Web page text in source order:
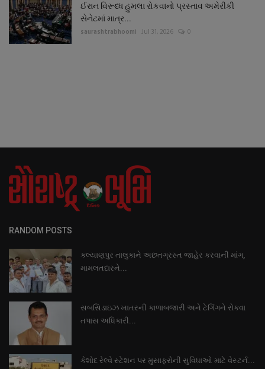
ઈરાન વિરૂધ્ધ હુમલા રોકવાનો પ્રસ્તાવ અમેરીકી
સેનેટમાં માત્ર...
saurashtrabhoomi Jul 31, 2026 0
RANDOM POSTS
કલ્યાણપુર તાલુકાને અછતગ્રસ્ત જાહેર કરવાની માંગ,
મામલતદારને...
સબસિડાઇઝ ખાતરની કાળાબજારી અને ટેગિંગને રોકવા
તપાસ અધિકારી...
કેશોદ રેલ્વે સ્ટેશન પર મુસાફરોની સુવિધાઓ માટે વેસ્ટર્ન...